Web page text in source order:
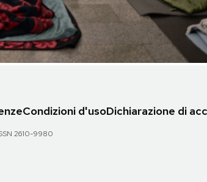
Condizioni d'usoDichiarazione di
2610-9980